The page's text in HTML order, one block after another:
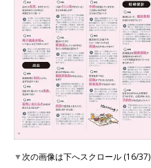
▼次の画像は下へスクロール (16/37)